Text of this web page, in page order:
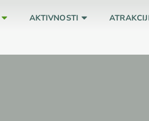
AKTIVNOSTI